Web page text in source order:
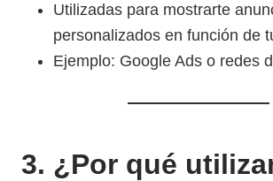
Utilizadas para mostrarte
personalizados en función de
Ejemplo: Google Ads o redes
3. ¿Por qué